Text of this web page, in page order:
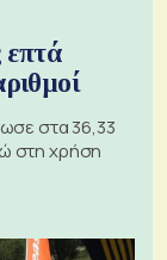
επτά
στα 36,33
στη χρήση